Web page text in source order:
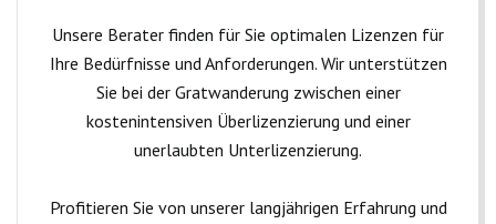
Unsere Berater finden für Sie optimalen Lizenzen für
Ihre Bedürfnisse und Anforderungen. Wir unterstützen
Sie bei der Gratwanderung zwischen einer
kostenintensiven Überlizenzierung und einer
unerlaubten Unterlizenzierung.
Profitieren Sie von unserer langjährigen Erfahrung und